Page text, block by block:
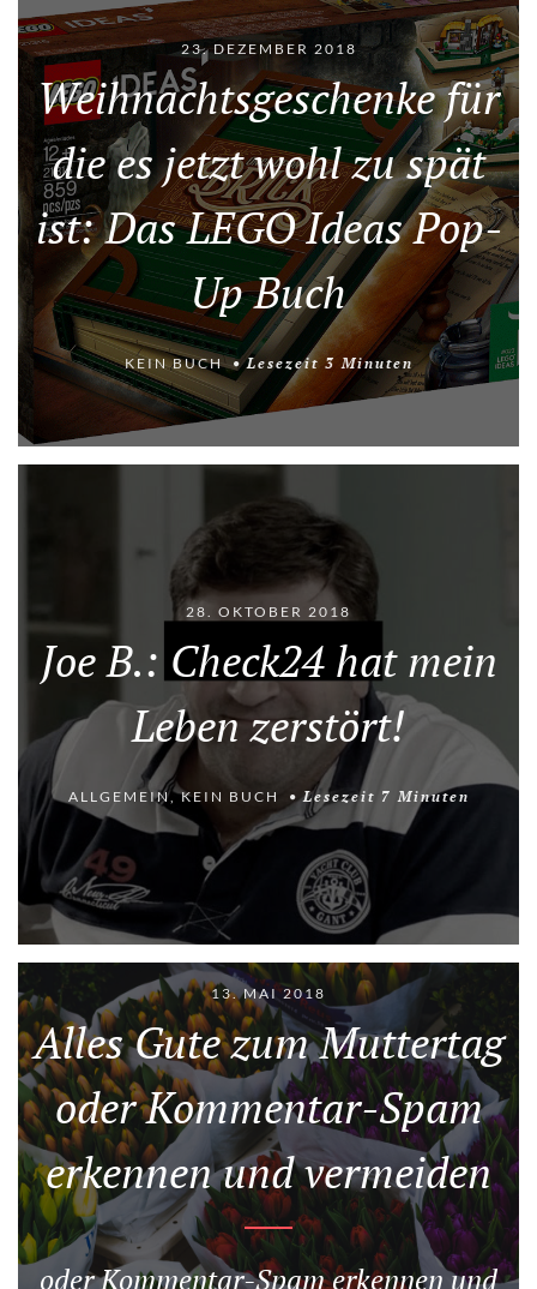
23. DEZEMBER 2018
Weihnachtsgeschenke für
die es jetzt wohl zu spät
ist: Das LEGO Ideas Pop-
Up Buch
KEIN BUCH Lesezeit 3 Minuten
28. OKTOBER 2018
Joe B.: Check24 hat mein
Leben zerstört!
ALLGEMEIN,KEIN BUCH Lesezeit 7 Minuten
13. MAI 2018
Alles Gute zum Muttertag
oder Kommentar-Spam
erkennen und vermeiden
oder Kommentar-Spam erkennen und